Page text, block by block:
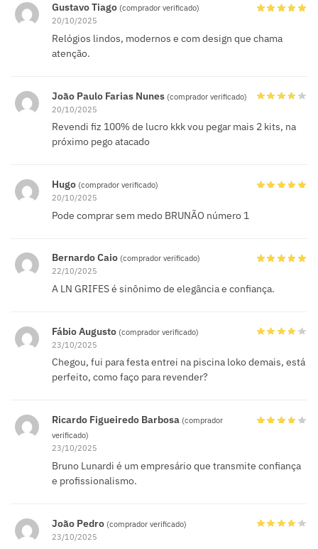
Gustavo Tiago (comprador verificado)
20/10/2025
Relógios lindos, modernos e com design que chama
atenção.
João Paulo Farias Nunes (comprador verificado)
20/10/2025
Revendi fiz 100% de lucro kkk vou pegar mais 2 kits, na
próximo pego atacado
Hugo (comprador verificado)
20/10/2025
Pode comprar sem medo BRUNÃO número 1
Bernardo Caio (comprador verificado)
22/10/2025
A LN GRIFES é sinônimo de elegância e confiança.
Fábio Augusto (comprador verificado)
23/10/2025
Chegou, fui para festa entrei na piscina loko demais, está
perfeito, como faço para revender?
Ricardo Figueiredo Barbosa (comprador
verificado)
23/10/2025
Bruno Lunardi é um empresário que transmite confiança
e profissionalismo.
João Pedro (comprador verificado)
23/10/2025